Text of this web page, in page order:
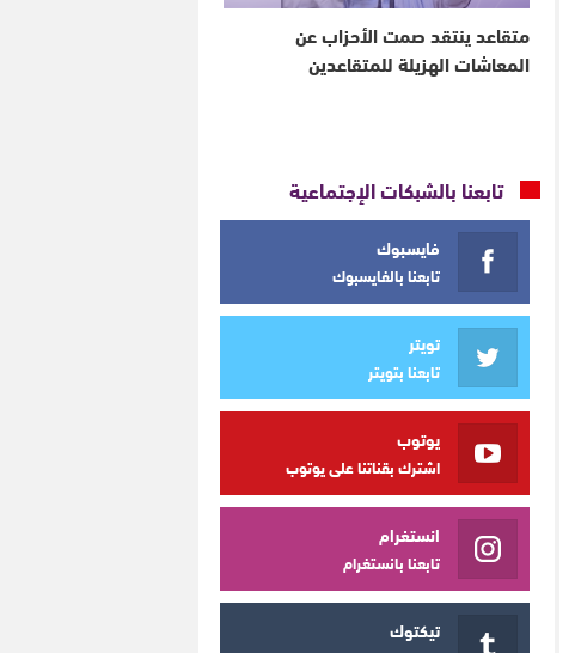
متقاعد ينتقد صمت الأحزاب عن
المعاشات الهزيلة للمتقاعدين
تابعنا بالشبكات الإجتماعية
فايسبوك
تابعنا بالفايسبوك
تويتر
تابعنا بتويتر
يوتوب
اشترك بقناتنا على يوتوب
انستغرام
تابعنا بانستغرام
تيكتوك